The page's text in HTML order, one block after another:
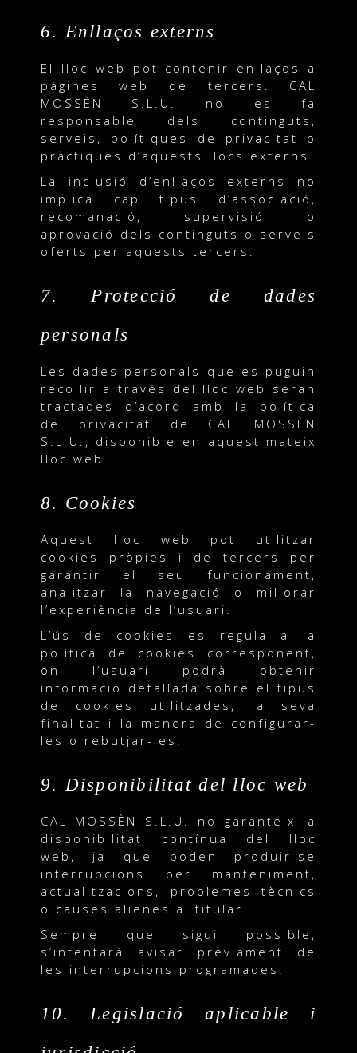
6. Enllaços externs
El lloc web pot contenir enllaços a
pàgines web de tercers. CAL
MOSSÈN S.L.U. no es fa
responsable dels continguts,
serveis, polítiques de privacitat o
pràctiques d’aquests llocs externs.
La inclusió d’enllaços externs no
implica cap tipus d’associació,
recomanació, supervisió o
aprovació dels continguts o serveis
oferts per aquests tercers.
7. Protecció de dades
personals
Les dades personals que es puguin
recollir a través del lloc web seran
tractades d’acord amb la política
de privacitat de CAL MOSSÈN
S.L.U., disponible en aquest mateix
lloc web.
8. Cookies
Aquest lloc web pot utilitzar
cookies pròpies i de tercers per
garantir el seu funcionament,
analitzar la navegació o millorar
l’experiència de l’usuari.
L’ús de cookies es regula a la
política de cookies corresponent,
on l’usuari podrà obtenir
informació detallada sobre el tipus
de cookies utilitzades, la seva
finalitat i la manera de configurar-
les o rebutjar-les.
9. Disponibilitat del lloc web
CAL MOSSÈN S.L.U. no garanteix la
disponibilitat contínua del lloc
web, ja que poden produir-se
interrupcions per manteniment,
actualitzacions, problemes tècnics
o causes alienes al titular.
Sempre que sigui possible,
s’intentarà avisar prèviament de
les interrupcions programades.
10. Legislació aplicable i